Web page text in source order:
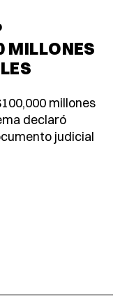
MILLONES
millones
declaró
judicial